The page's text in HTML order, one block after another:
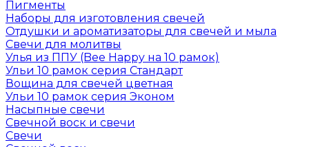
Пигменты
Наборы для изготовления свечей
Отдушки и ароматизаторы для свечей и мыла
Свечи для молитвы
Улья из ППУ (Bee Happy на 10 рамок)
Ульи 10 рамок серия Стандарт
Вощина для свечей цветная
Ульи 10 рамок серия Эконом
Насыпные свечи
Свечной воск и свечи
Свечи